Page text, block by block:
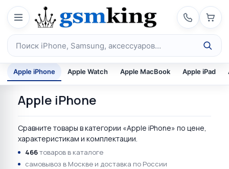
Перейти к содержимому
Поиск по каталогу
Apple iPhone Apple Watch Apple MacBook Apple iPad
Apple iPhone
Сравните товары в категории «Apple iPhone» по цене,
характеристикам и комплектации.
466товаров в каталоге
самовывоз в Москве и доставка по России